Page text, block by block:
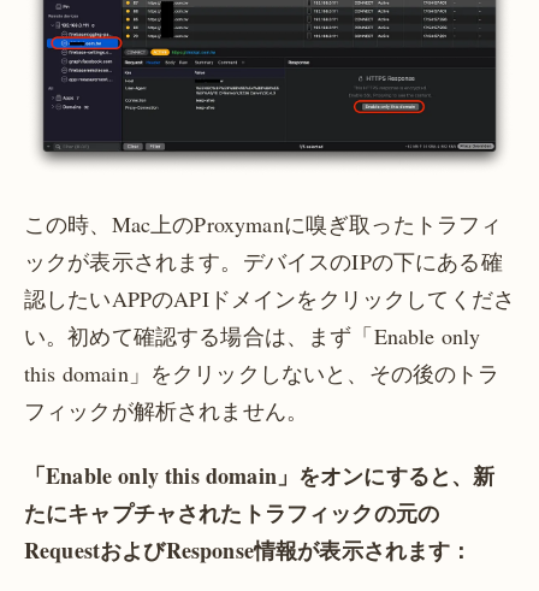
この時、Mac上のProxymanに嗅ぎ取ったトラフィ
ックが表示されます。デバイスのIPの下にある確
認したいAPPのAPIドメインをクリックしてくださ
い。初めて確認する場合は、まず「Enable only
this domain」をクリックしないと、その後のトラ
フィックが解析されません。
「Enable only this domain」をオンにすると、新
たにキャプチャされたトラフィックの元の
RequestおよびResponse情報が表示されます：